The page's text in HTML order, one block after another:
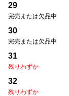
31
86.4cm
36
86.4cm
29
完売または欠品中
30
完売または欠品中
31
残りわずか
32
残りわずか